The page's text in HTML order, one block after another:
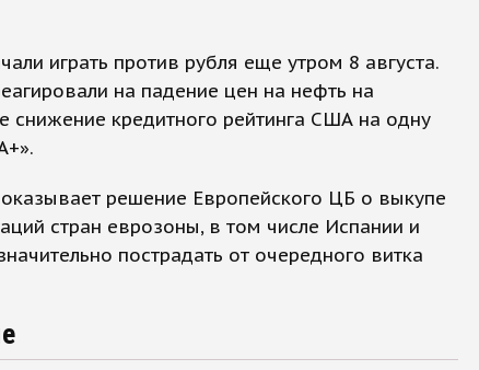
играть против рубля еще утром 8 августа.
на падение цен на нефть на
снижение кредитного рейтинга США на одну
решение Европейского ЦБ о выкупе
стран еврозоны, в том числе Испании и
пострадать от очередного витка